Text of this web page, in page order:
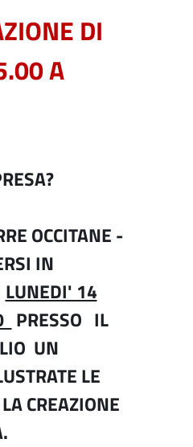
DI
A
OCCITANE -
IN
LUNEDI' 14
PRESSO IL
UN
LE
CREAZIONE